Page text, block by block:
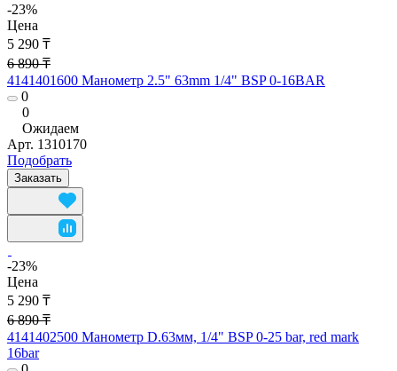
-23%
Цена
5 290 ₸
6 890 ₸
4141401600 Манометр 2.5" 63mm 1/4" BSP 0-16BAR
0
0
Ожидаем
Арт. 1310170
Подобрать
Заказать
-23%
Цена
5 290 ₸
6 890 ₸
4141402500 Манометр D.63мм, 1/4" BSP 0-25 bar, red mark
16bar